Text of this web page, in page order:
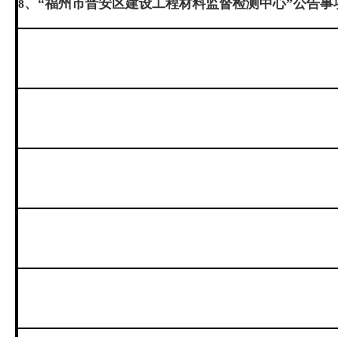
8、“福州市晋安区建设工程材料监督检测中心”公告事项